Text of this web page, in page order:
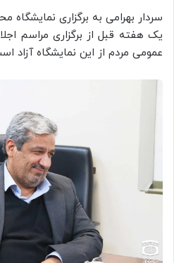
سردار بهرامی به برگزاری نمایشگاه
یک هفته قبل از برگزاری مراسم
عمومی مردم از این نمایشگاه آزاد